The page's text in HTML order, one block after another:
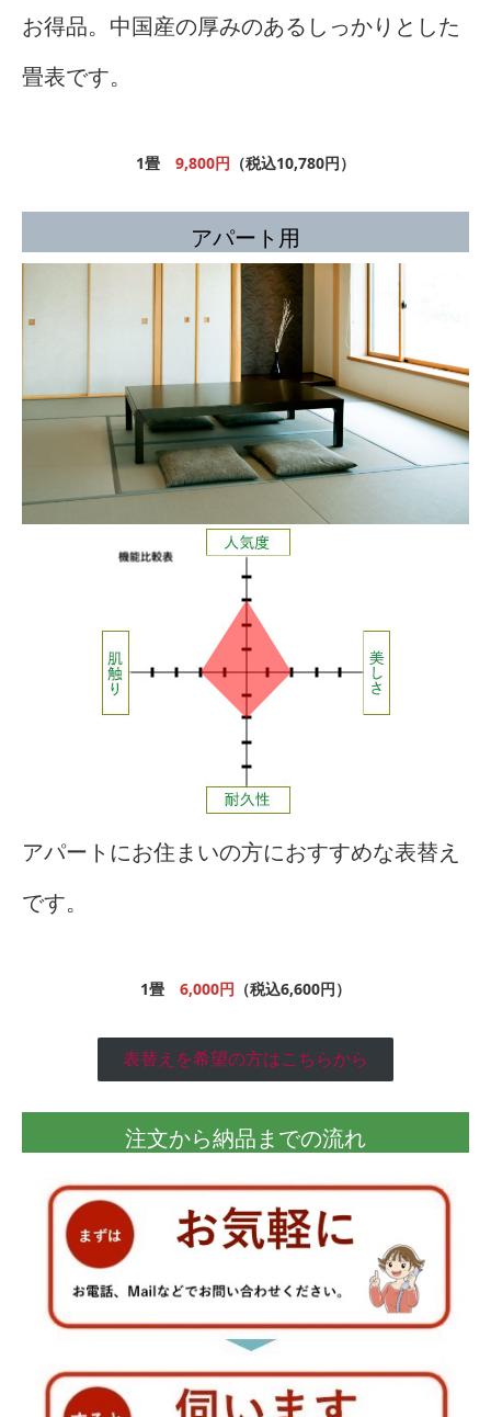
お得品。中国産の厚みのあるしっかりとした
畳表です。
1畳 9,800円 （税込10,780円）
アパート用
アパートにお住まいの方におすすめな表替え
です。
1畳 6,000円 （税込6,600円）
表替えを希望の方はこちらから
注文から納品までの流れ